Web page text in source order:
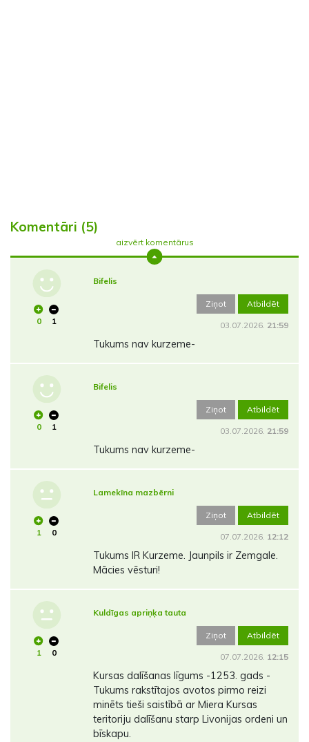
Komentāri (5)
aizvērt komentārus
0 1
Bifelis
Ziņot Atbildēt
03.07.2026. 21:59
Tukums nav kurzeme-
0 1
Bifelis
Ziņot Atbildēt
03.07.2026. 21:59
Tukums nav kurzeme-
1 0
Lamekīna mazbērni
Ziņot Atbildēt
07.07.2026. 12:12
Tukums IR Kurzeme. Jaunpils ir Zemgale.
Mācies vēsturi!
1 0
Kuldīgas apriņķa tauta
Ziņot Atbildēt
07.07.2026. 12:15
Kursas dalīšanas līgums -1253. gads -
Tukums rakstītajos avotos pirmo reizi
minēts tieši saistībā ar Miera Kursas
teritoriju dalīšanu starp Livonijas ordeni un
bīskapu.